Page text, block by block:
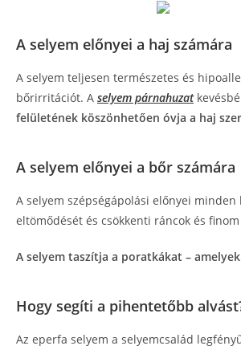
A selyem előnyei a haj számára
A selyem teljesen természetes és
bőrirritációt. A selyem párnahuzat
felületének köszönhetően óvja a haj
A selyem előnyei a bőr számára
A selyem szépségápolási előnyei
eltömődését és csökkenti ráncok és
A selyem taszítja a poratkákat –
Hogy segíti a pihentetőbb
Az eperfa selyem a selyemcsalád